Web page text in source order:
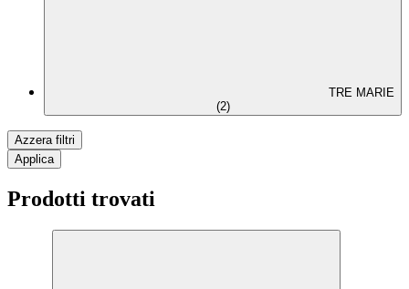
TRE MARIE
(2)
Azzera filtri
Applica
Prodotti trovati